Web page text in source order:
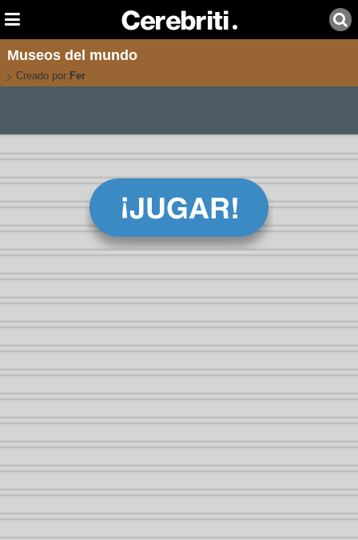
Museos del mundo
Creado por: Fer